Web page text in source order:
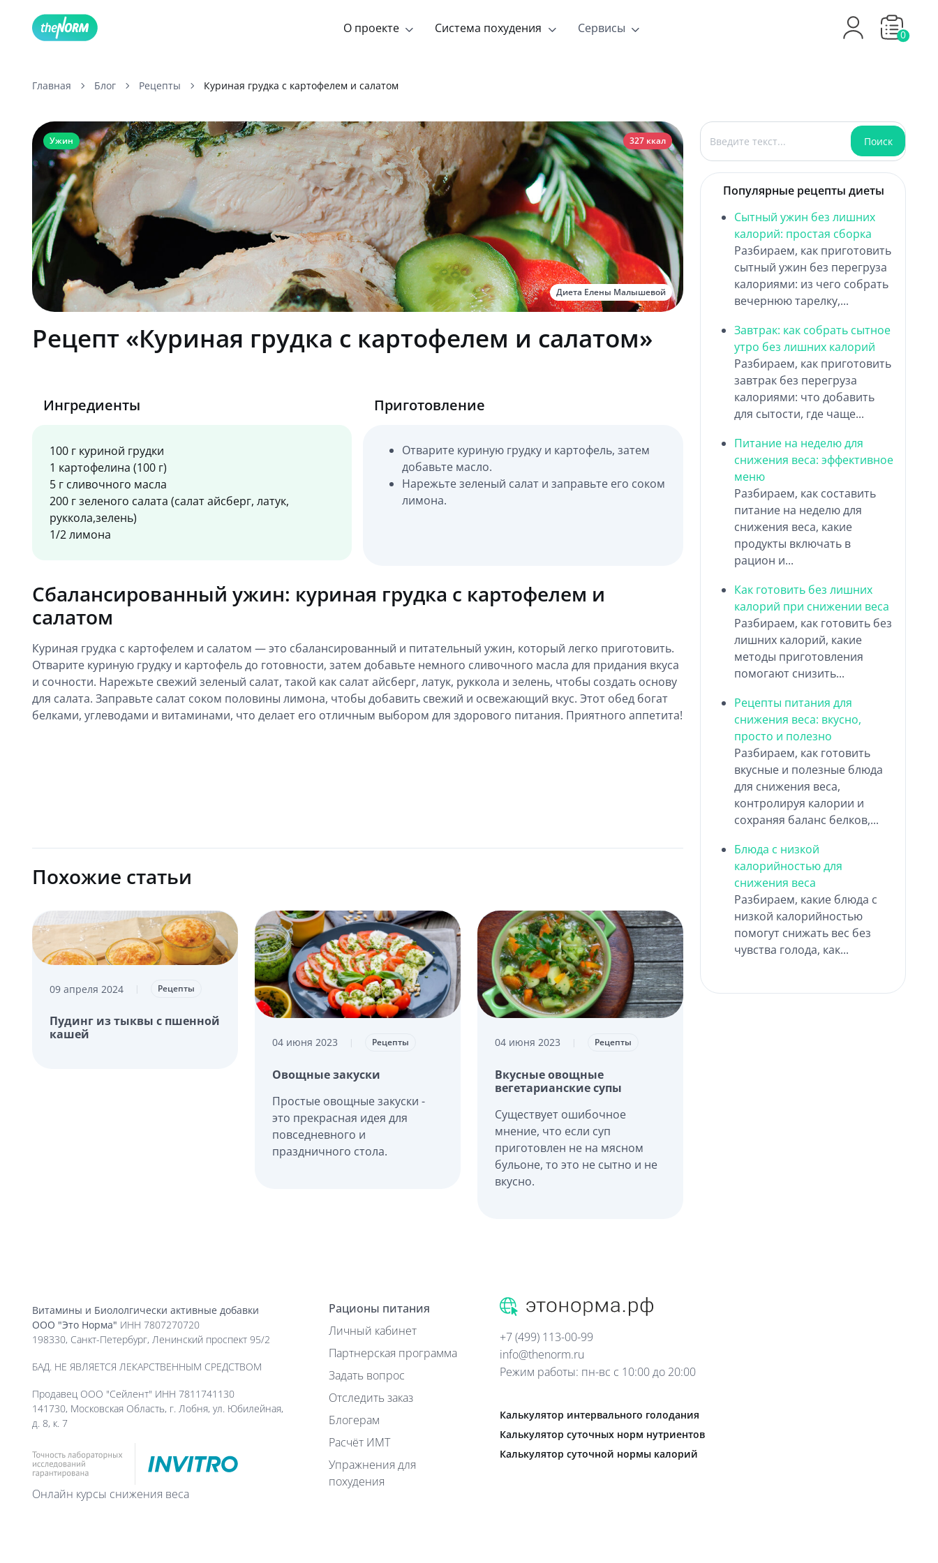
О проекте Система похудения Сервисы 0
Главная Блог Рецепты Куриная грудка с картофелем и салатом
327 ккал
Ужин
Диета Елены Малышевой
Рецепт «Куриная грудка с картофелем и салатом»
Ингредиенты
100 г куриной грудки
1 картофелина (100 г)
5 г сливочного масла
200 г зеленого салата (салат айсберг, латук,
руккола,зелень)
1/2 лимона
Приготовление
Отварите куриную грудку и картофель, затем
добавьте масло.
Нарежьте зеленый салат и заправьте его соком
лимона.
Сбалансированный ужин: куриная грудка с картофелем и
салатом
Куриная грудка с картофелем и салатом — это сбалансированный и питательный ужин, который легко приготовить.
Отварите куриную грудку и картофель до готовности, затем добавьте немного сливочного масла для придания вкуса
и сочности. Нарежьте свежий зеленый салат, такой как салат айсберг, латук, руккола и зелень, чтобы создать основу
для салата. Заправьте салат соком половины лимона, чтобы добавить свежий и освежающий вкус. Этот обед богат
белками, углеводами и витаминами, что делает его отличным выбором для здорового питания. Приятного аппетита!
Похожие статьи
09 апреля 2024 | Рецепты
Пудинг из тыквы с пшенной
кашей
04 июня 2023 | Рецепты
Овощные закуски
Простые овощные закуски -
это прекрасная идея для
повседневного и
праздничного стола.
04 июня 2023 | Рецепты
Вкусные овощные
вегетарианские супы
Существует ошибочное
мнение, что если суп
приготовлен не на мясном
бульоне, то это не сытно и не
вкусно.
Поиск
Поиск
Популярные рецепты диеты
Сытный ужин без лишних
калорий: простая сборка
Разбираем, как приготовить
сытный ужин без перегруза
калориями: из чего собрать
вечернюю тарелку,...
Завтрак: как собрать сытное
утро без лишних калорий
Разбираем, как приготовить
завтрак без перегруза
калориями: что добавить
для сытости, где чаще...
Питание на неделю для
снижения веса: эффективное
меню
Разбираем, как составить
питание на неделю для
снижения веса, какие
продукты включать в
рацион и...
Как готовить без лишних
калорий при снижении веса
Разбираем, как готовить без
лишних калорий, какие
методы приготовления
помогают снизить...
Рецепты питания для
снижения веса: вкусно,
просто и полезно
Разбираем, как готовить
вкусные и полезные блюда
для снижения веса,
контролируя калории и
сохраняя баланс белков,...
Блюда с низкой
калорийностью для
снижения веса
Разбираем, какие блюда с
низкой калорийностью
помогут снижать вес без
чувства голода, как...
Витамины и Биололгически активные добавки
ООО "Это Норма" ИНН 7807270720
198330, Санкт-Петербург, Ленинский проспект 95/2
БАД. НЕ ЯВЛЯЕТСЯ ЛЕКАРСТВЕННЫМ СРЕДСТВОМ
Продавец ООО "Сейлент" ИНН 7811741130
141730, Московская Область, г. Лобня, ул. Юбилейная,
д. 8, к. 7
Онлайн курсы снижения веса
Рационы питания
Личный кабинет
Партнерская программа
Задать вопрос
Отследить заказ
Блогерам
Расчёт ИМТ
Упражнения для
похудения
+7 (499) 113-00-99
info@thenorm.ru
Режим работы: пн-вс с 10:00 до 20:00
Калькулятор интервального голодания
Калькулятор суточных норм нутриентов
Калькулятор суточной нормы калорий